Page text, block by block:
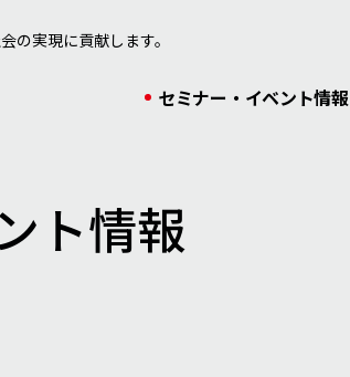
の実現に貢献します。
セミナー・イベント情報
ト情報